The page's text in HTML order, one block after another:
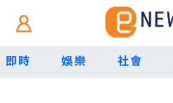
即時 娛樂 社會